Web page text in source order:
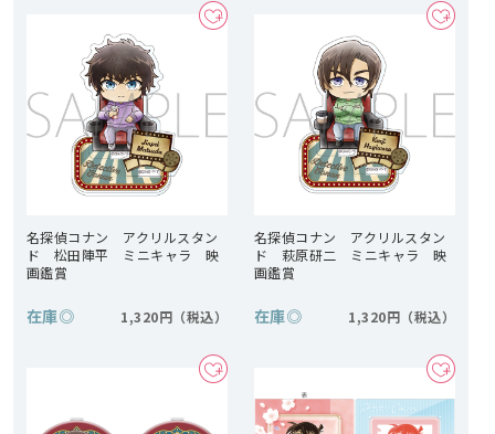
名探偵コナン アクリルスタン
ド 松田陣平 ミニキャラ 映
画鑑賞
在庫◎ 1,320円
名探偵コナン アクリルスタン
ド 萩原研二 ミニキャラ 映
画鑑賞
在庫◎ 1,320円